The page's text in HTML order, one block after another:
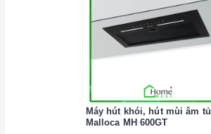
Máy hút khói, hút mùi âm tủ
Malloca MH 600GT